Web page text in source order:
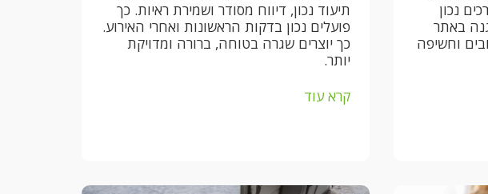
נכון
באתר
וחשיפה
תיעוד נכון, דיווח מסודר ושמירת ראיות. כך
פועלים נכון בדקות הראשונות ואחרי האירוע.
כך יוצרים שגרה בטוחה, ברורה ומדויקת
יותר.
קרא עוד